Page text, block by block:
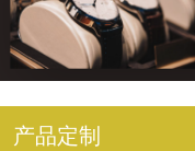
产品定制